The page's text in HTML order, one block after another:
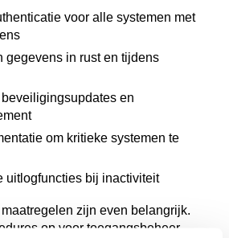
voor alle systemen met
gegevens in rust en tijdens
en
om kritieke systemen te
uitlogfuncties bij inactiviteit
zijn even belangrijk.
op voor toegangsbeheer,